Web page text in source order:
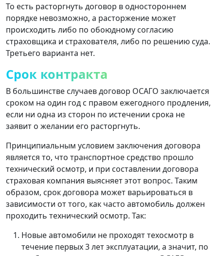
То есть расторгнуть договор в одностороннем
порядке невозможно, а расторжение может
происходить либо по обоюдному согласию
страховщика и страхователя, либо по решению суда.
Третьего варианта нет.
Срок контракта
В большинстве случаев договор ОСАГО заключается
сроком на один год с правом ежегодного продления,
если ни одна из сторон по истечении срока не
заявит о желании его расторгнуть.
Принципиальным условием заключения договора
является то, что транспортное средство прошло
технический осмотр, и при составлении договора
страховая компания выясняет этот вопрос. Таким
образом, срок договора может варьироваться в
зависимости от того, как часто автомобиль должен
проходить технический осмотр. Так:
Новые автомобили не проходят техосмотр в
течение первых 3 лет эксплуатации, а значит, по